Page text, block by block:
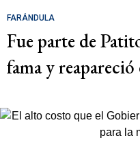
FARÁNDULA
Fue parte de
fama y reapareció